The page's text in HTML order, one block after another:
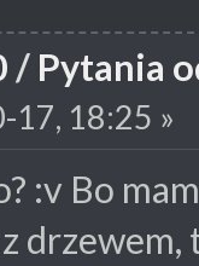
/ Pytania
17, 18:25 »
:v Bo